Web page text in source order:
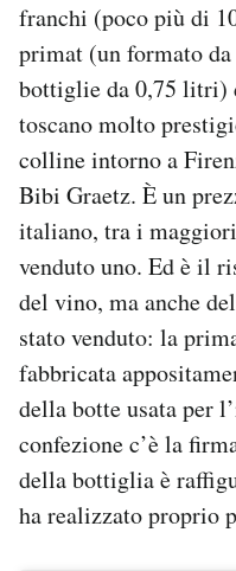
franchi (poco più di
primat (un formato
bottiglie da 0,75 litri)
toscano molto
colline intorno a
Bibi Graetz. È un
italiano, tra i
venduto uno. Ed è il
del vino, ma anche
stato venduto: la
fabbricata
della botte usata per
confezione c’è la
della bottiglia è
ha realizzato proprio